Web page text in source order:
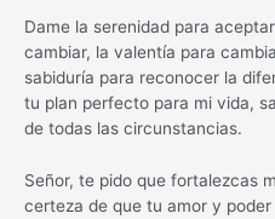
Dame la serenidad para
cambiar, la valentía para
sabiduría para reconocer la
tu plan perfecto para mi vida,
de todas las circunstancias.
Señor, te pido que fortalezcas
certeza de que tu amor y